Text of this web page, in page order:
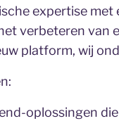
expertise met
verbeteren van
platform, wij
oplossingen